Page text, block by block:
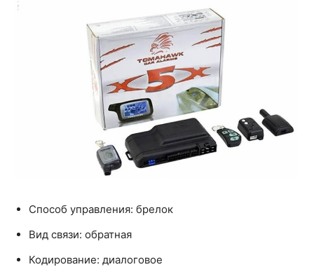
Способ управления: брелок
Вид связи: обратная
Кодирование: диалоговое